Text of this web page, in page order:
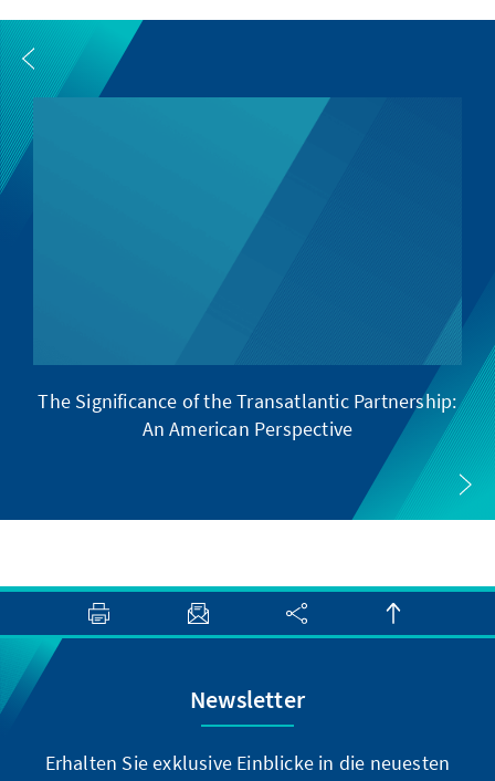
The Significance of the Transatlantic Partnership:
An American Perspective
Newsletter
Erhalten Sie exklusive Einblicke in die neuesten